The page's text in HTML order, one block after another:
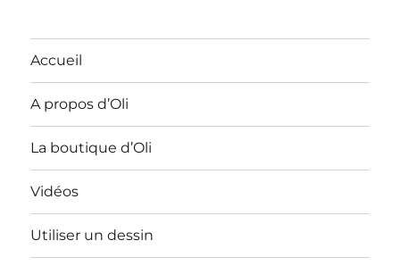
Accueil
A propos d’Oli
La boutique d’Oli
Vidéos
Utiliser un dessin